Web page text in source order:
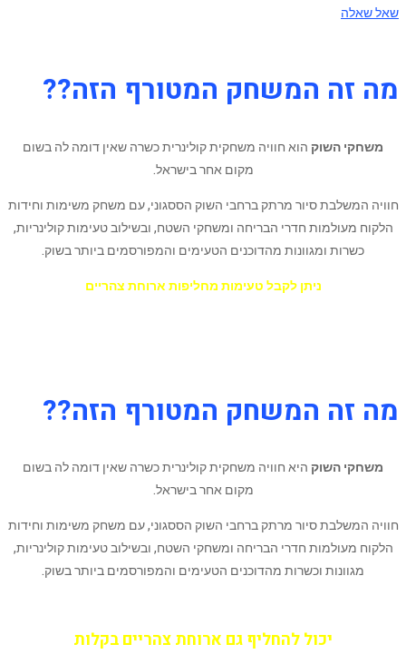
שאל שאלה
מה זה המשחק המטורף הזה??
משחקי השוק הוא חוויה משחקית קולינרית כשרה שאין דומה לה בשום
מקום אחר בישראל.
חוויה המשלבת סיור מרתק ברחבי השוק הססגוני, עם משחק משימות וחידות
הלקוח מעולמות חדרי הבריחה ומשחקי השטח, ובשילוב טעימות קולינריות,
כשרות ומגוונות מהדוכנים הטעימים והמפורסמים ביותר בשוק.
ניתן לקבל טעימות מחליפות ארוחת צהריים
מה זה המשחק המטורף הזה??
משחקי השוק היא חוויה משחקית קולינרית כשרה שאין דומה לה בשום
מקום אחר בישראל.
חוויה המשלבת סיור מרתק ברחבי השוק הססגוני, עם משחק משימות וחידות
הלקוח מעולמות חדרי הבריחה ומשחקי השטח, ובשילוב טעימות קולינריות,
מגוונות וכשרות מהדוכנים הטעימים והמפורסמים ביותר בשוק.
יכול להחליף גם ארוחת צהריים בקלות